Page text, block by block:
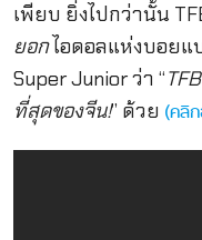
เพียบ ยิ่งไปกว่านั้น
ยอกไอดอลแห่งบอยแ
Super Junior ว่า “
ที่สุดของจีน!” ด้วย (คลิ